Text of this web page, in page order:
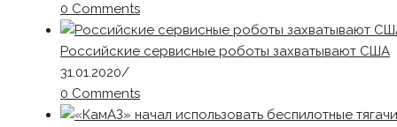
0 Comments
Российские сервисные роботы захватывают США
31.01.2020/
0 Comments